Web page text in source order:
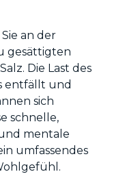
an der
gesättigten
Die Last des
entfällt und
sich
schnelle,
mentale
umfassendes